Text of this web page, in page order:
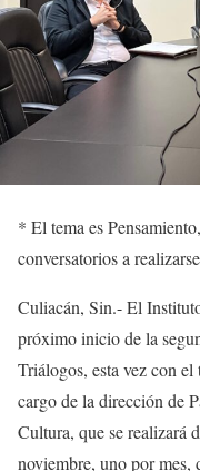
* El tema es
conversatoriosa
Culiacán, Sin.-El
próximo inicio de la
Triálogos, esta vez con el
cargo de la dirección de
Cultura, que se realizará
noviembre, uno por mes,